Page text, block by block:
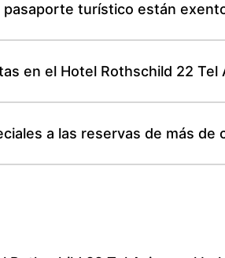
turístico están
en el Hotel Rothschild 22
a las reservas de más